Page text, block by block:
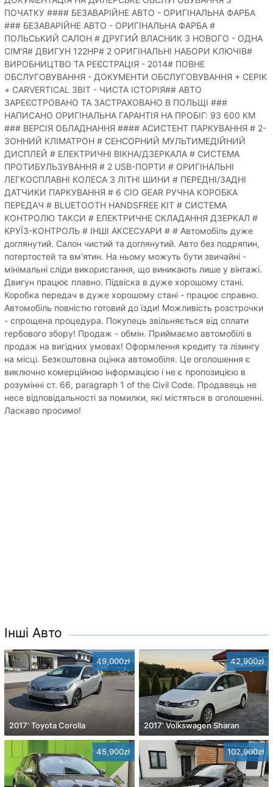
ПОЧАТКУ #### БЕЗАВАРІЙНЕ АВТО - ОРИГІНАЛЬНА ФАРБА
### БЕЗАВАРІЙНЕ АВТО - ОРИГІНАЛЬНА ФАРБА #
ПОЛЬСЬКИЙ САЛОН # ДРУГИЙ ВЛАСНИК З НОВОГО - ОДНА
СІМ'Я# ДВИГУН 122HP# 2 ОРИГІНАЛЬНІ НАБОРИ КЛЮЧІВ#
ВИРОБНИЦТВО ТА РЕЄСТРАЦІЯ - 2014# ПОВНЕ
ОБСЛУГОВУВАННЯ - ДОКУМЕНТИ ОБСЛУГОВУВАННЯ + CEPIK
+ CARVERTICAL ЗВІТ - ЧИСТА ІСТОРІЯ## АВТО
ЗАРЕЄСТРОВАНО ТА ЗАСТРАХОВАНО В ПОЛЬЩІ ###
НАПИСАНО ОРИГІНАЛЬНА ГАРАНТІЯ НА ПРОБІГ: 93 600 КМ
### ВЕРСІЯ ОБЛАДНАННЯ #### АСИСТЕНТ ПАРКУВАННЯ # 2-
ЗОННИЙ КЛІМАТРОН # СЕНСОРНИЙ МУЛЬТИМЕДІЙНИЙ
ДИСПЛЕЙ # ЕЛЕКТРИЧНІ ВІКНА/ДЗЕРКАЛА # СИСТЕМА
ПРОТИБУЛЬЗУВАННЯ # 2 USB-ПОРТИ # ОРИГІНАЛЬНІ
ЛЕГКОСПЛАВНІ КОЛЕСА З ЛІТНІ ШИНИ # ПЕРЕДНІ/ЗАДНІ
ДАТЧИКИ ПАРКУВАННЯ # 6 CIO GEAR РУЧНА КОРОБКА
ПЕРЕДАЧ # BLUETOOTH HANDSFREE KIT # СИСТЕМА
КОНТРОЛЮ ТАКСИ # ЕЛЕКТРИЧНЕ СКЛАДАННЯ ДЗЕРКАЛ #
КРУЇЗ-КОНТРОЛЬ # ІНШІ АКСЕСУАРИ # # Автомобіль дуже
доглянутий. Салон чистий та доглянутий. Авто без подряпин,
потертостей та вм'ятин. На ньому можуть бути звичайні -
мінімальні сліди використання, що виникають лише у вінтажі.
Двигун працює плавно. Підвіска в дуже хорошому стані.
Коробка передач в дуже хорошому стані - працює справно.
Автомобіль повністю готовий до їзди! Можливість розстрочки
- спрощена процедура. Покупець звільняється від сплати
гербового збору! Продаж - обмін. Приймаємо автомобілі в
продаж на вигідних умовах! Оформлення кредиту та лізингу
на місці. Безкоштовна оцінка автомобіля. Це оголошення є
виключно комерційною інформацією і не є пропозицією в
розумінні ст. 66, paragraph 1 of the Civil Code. Продавець не
несе відповідальності за помилки, які містяться в оголошенні.
Ласкаво просимо!
Інші Авто
49,000zł
2017' Toyota Corolla
42,900zł
2017' Volkswagen Sharan
45,900zł 102,900zł